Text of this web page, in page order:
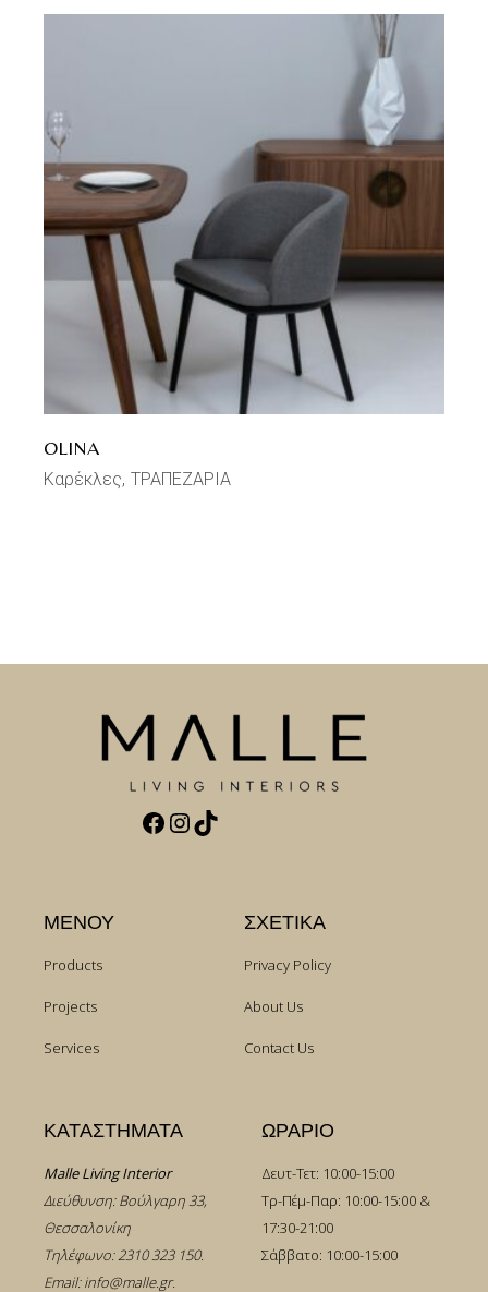
OLINA
Καρέκλες ΤΡΑΠΕΖΑΡΙΑ
Facebook
Instagram
TikTok
ΜΕΝΟΥ
Products
Projects
Services
ΣΧΕΤΙΚΑ
Privacy Policy
About Us
Contact Us
ΚΑΤΑΣΤΗΜΑΤΑ
Malle Living Interior
Διεύθυνση: Βούλγαρη 33,
Θεσσαλονίκη
Τηλέφωνο:2310 323 150.
Email:info@malle.gr.
ΩΡΑΡΙΟ
Δευτ-Τετ: 10:00-15:00
Τρ-Πέμ-Παρ: 10:00-15:00 &
17:30-21:00
Σάββατο: 10:00-15:00